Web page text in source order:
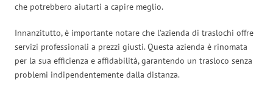
che potrebbero aiutarti a capire meglio.
Innanzitutto, è importante notare che l’azienda di traslochi offre
servizi professionali a prezzi giusti. Questa azienda è rinomata
per la sua efficienza e affidabilità, garantendo un trasloco senza
problemi indipendentemente dalla distanza.